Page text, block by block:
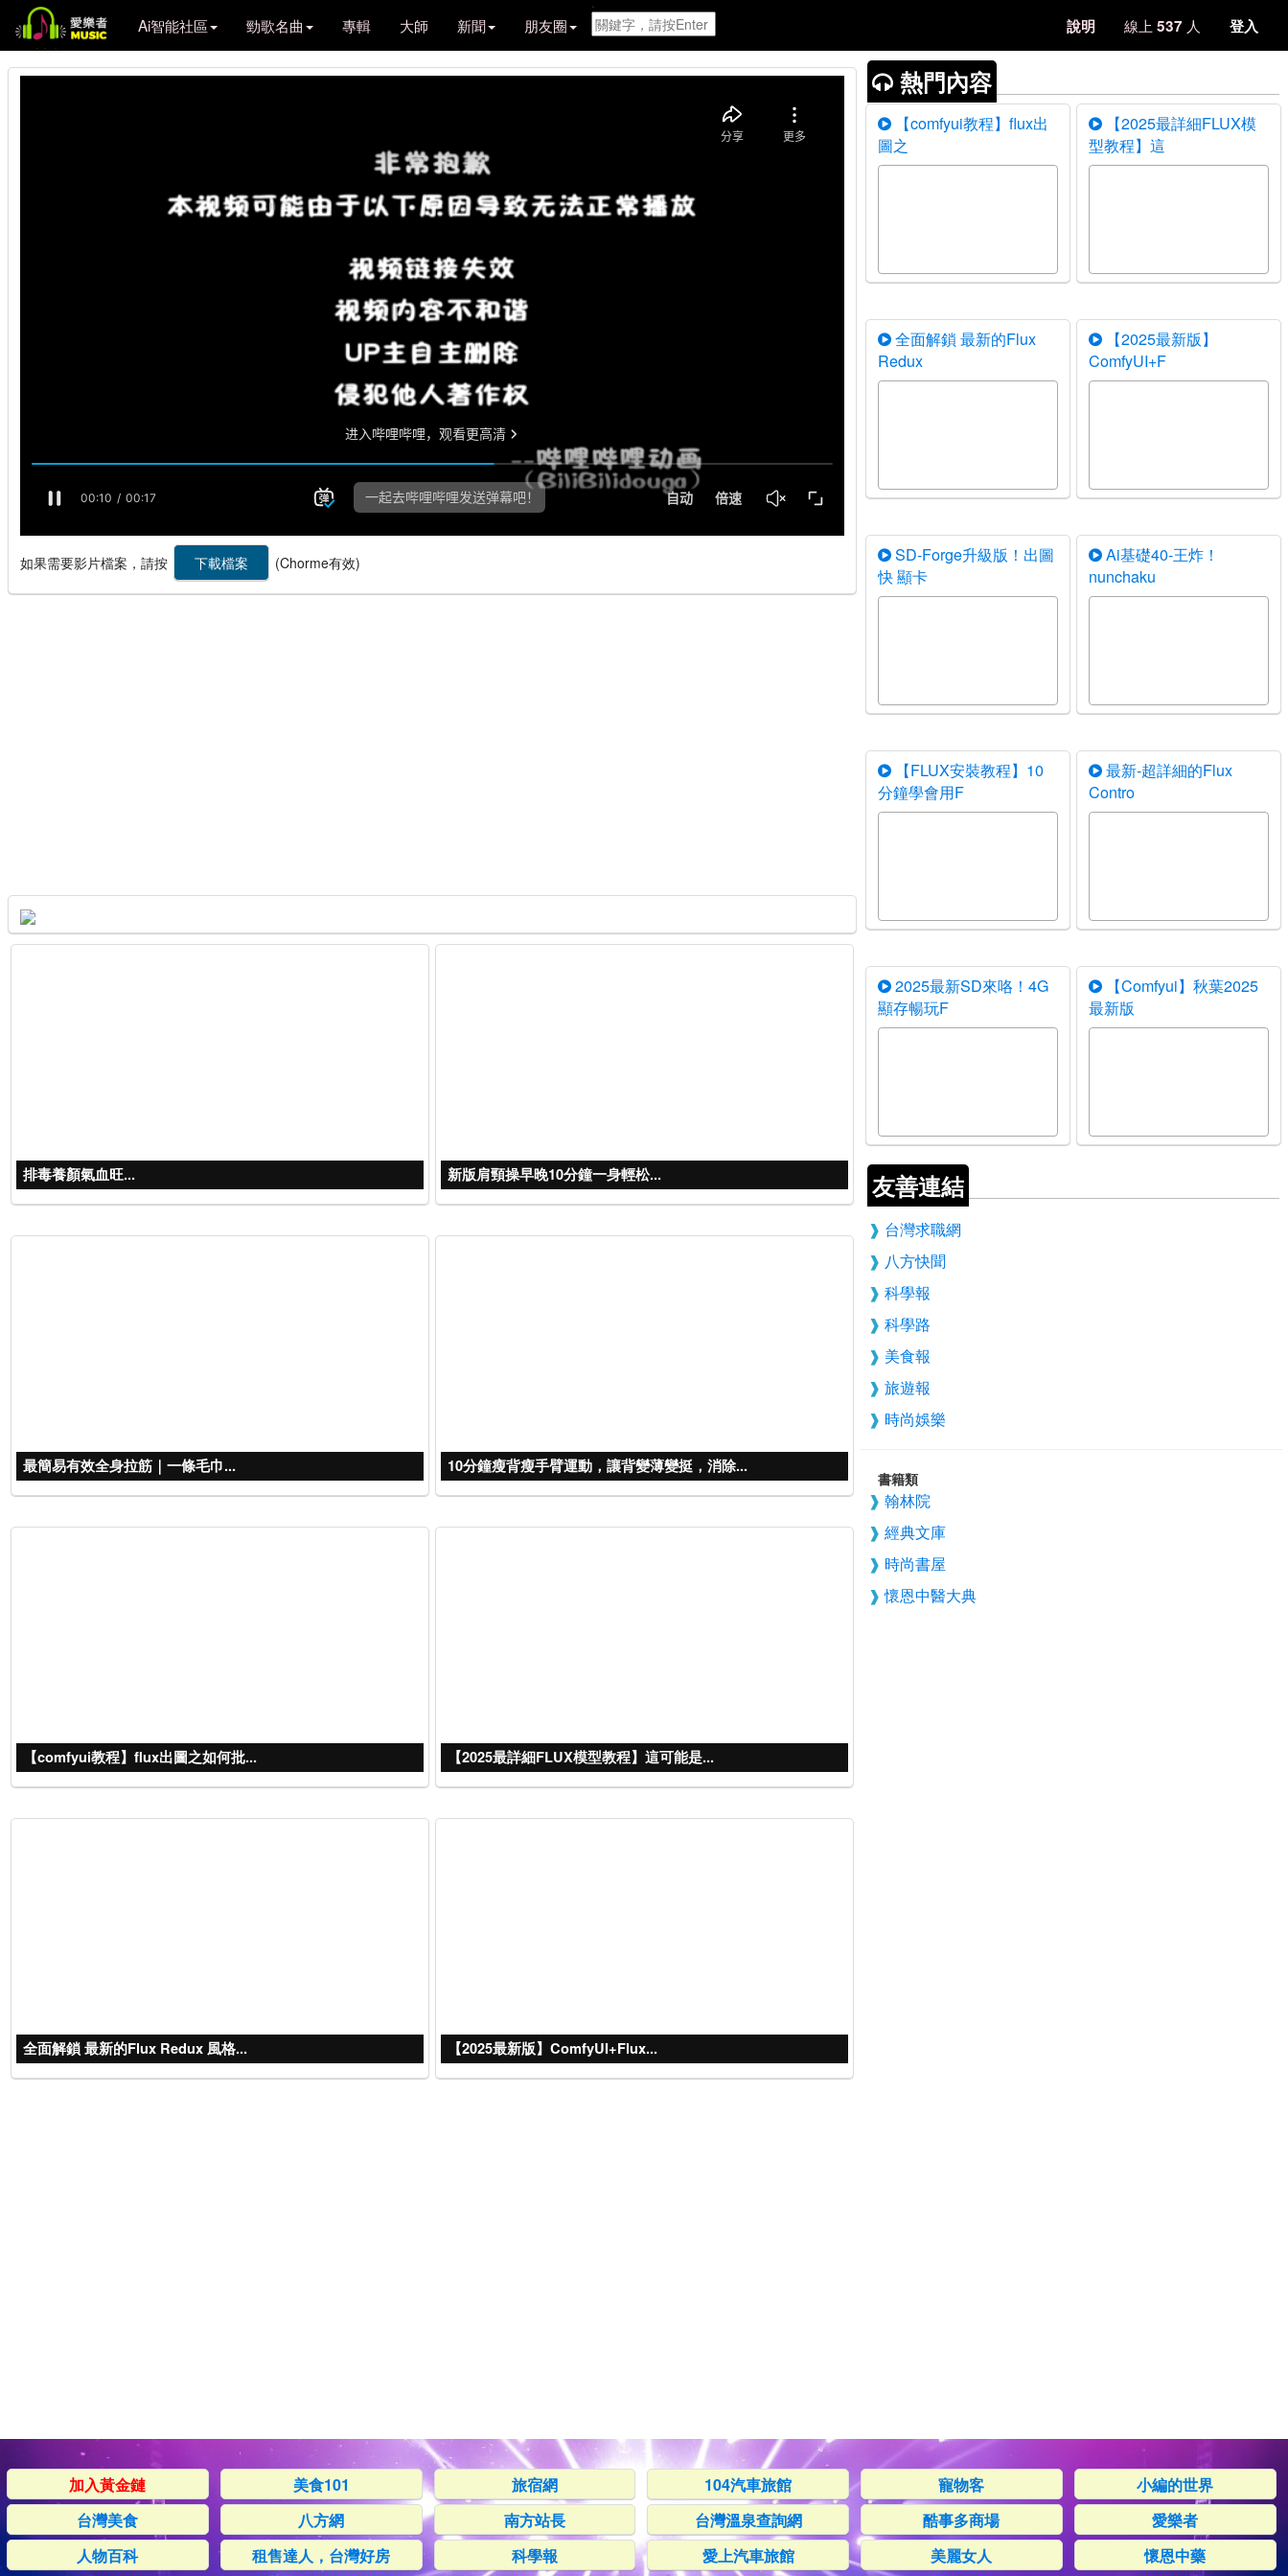
Ai智能社區 勁歌名曲 專輯 大師 新聞 朋友圈 說明 線上 537 人 登入
如果需要影片檔案，請按 (Chorme有效)
排毒養顏氣血旺... 新版肩頸操早晚10分鐘一身輕松...
最簡易有效全身拉筋｜一條毛巾... 10分鐘瘦背瘦手臂運動，讓背變薄變挺，消除...
【comfyui教程】flux出圖之如何批... 【2025最詳細FLUX模型教程】這可能是...
全面解鎖 最新的Flux Redux 風格... 【2025最新版】ComfyUI+Flux...
熱門內容
【comfyui教程】flux出
圖之
【2025最詳細FLUX模
型教程】這
全面解鎖 最新的Flux
Redux
【2025最新版】
ComfyUI+F
SD-Forge升級版！出圖
快 顯卡
Ai基礎40-王炸！
nunchaku
【FLUX安裝教程】10
分鐘學會用F
最新-超詳細的Flux
Contro
2025最新SD來咯！4G
顯存暢玩F
【Comfyui】秋葉2025
最新版
友善連結
台灣求職網
八方快聞
科學報
科學路
美食報
旅遊報
時尚娛樂
書籍類
翰林院
經典文庫
時尚書屋
懷恩中醫大典
加入黃金鏈 美食101 旅宿網 104汽車旅館 寵物客
小編的世界
台灣美食
八方網 南方站長 台灣溫泉查詢網 酷事多商場
愛樂者
人物百科
租售達人，台灣好房 科學報 愛上汽車旅館 美麗女人 懷恩中藥